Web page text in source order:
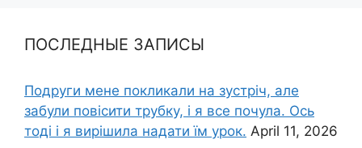
ПОСЛЕДНЫЕ ЗАПИСЫ
Подруги мене покликали на зустріч, але
забули повісити трубку, і я все почула. Ось
тоді і я вирішила надати їм урок. April 11, 2026